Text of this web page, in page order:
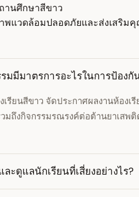
านศึกษาสีขาว
พแวดล้อมปลอดภัยและส่งเสริม
มมีมาตรการอะไรในการป้องกั
เรียนสีขาว จัดประกาศผลงานห้อง
มถึงกิจกรรมรณรงค์ต่อต้านยาเสพ
ะดูแลนักเรียนที่เสี่ยงอย่างไร?